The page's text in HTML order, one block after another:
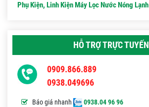
Phụ Kiện, Linh Kiện Máy Lọc Nước Nóng Lạnh
HỖ TRỢ TRỰC TUYẾN
0909.866.889
0938.049696
Báo giá nhanh
0938.04 96 96